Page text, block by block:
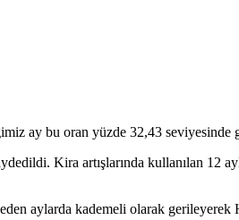
ay bu oran yüzde 32,43 seviyesinde
Kira artışlarında kullanılan 12
aylarda kademeli olarak gerileyerek